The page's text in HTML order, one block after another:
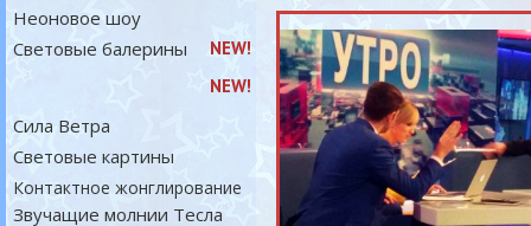
NEW!
NEW!
Контактное жонглирование
Световые картины
Сила Ветра
Звучащие молнии Тесла
Неоновое шоу
Световые балерины